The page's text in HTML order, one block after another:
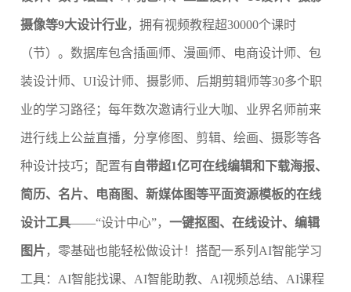
摄像等9大设计行业，拥有视频教程超30000个课时
（节）。数据库包含插画师、漫画师、电商设计师、包
装设计师、UI设计师、摄影师、后期剪辑师等30多个职
业的学习路径；每年数次邀请行业大咖、业界名师前来
进行线上公益直播，分享修图、剪辑、绘画、摄影等各
种设计技巧；配置有 自带超1亿可在线编辑和下载海报、
简历、名片、电商图、新媒体图等平面资源模板的在线
设计工具——“设计中心”， 一键抠图、在线设计、编辑
图片 ，零基础也能轻松做设计！搭配一系列AI智能学习
工具：AI智能找课、AI智能助教、AI视频总结、AI课程